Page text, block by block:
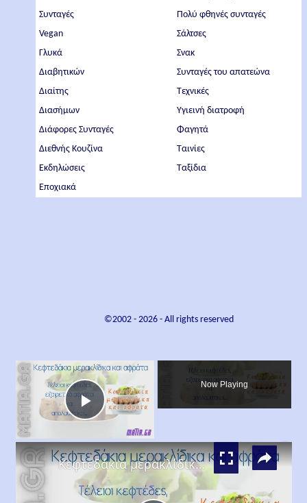
Συνταγές
Vegan
Γλυκά
Διαβητικών
Διαίτης
Διασήμων
Διάφορες Συνταγές
Διεθνής Κουζίνα
Εκδηλώσεις
Εποχιακά
Πολύ φθηνές συνταγές
Σάλτσες
Σνακ
Συνταγές του απατεώνα
Τεχνικές
Υγιεινή διατροφή
Φαγητά
Ταινίες
Ταξίδια
©2002 - 2026- All rights reserved
×
Play
Video
Now Playing
×
Κεφτεδάκια μερακλίδικα και αφράτα